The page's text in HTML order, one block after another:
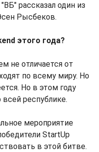
рассказал один из
Рысбеков.
этого года?
не отличается от
по всему миру. Но
Но в этом году
республике.
мероприятие
StartUp
в этой битве.